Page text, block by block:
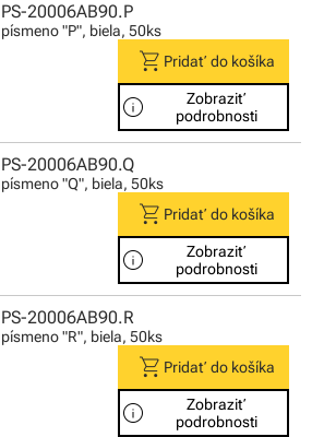
PS-20006AB90.P
písmeno "P", biela, 50ks
shopping_cart Pridať do košíka
info
Zobraziť
podrobnosti
PS-20006AB90.Q
písmeno "Q", biela, 50ks
shopping_cart Pridať do košíka
info
Zobraziť
podrobnosti
PS-20006AB90.R
písmeno "R", biela, 50ks
shopping_cart Pridať do košíka
info
Zobraziť
podrobnosti